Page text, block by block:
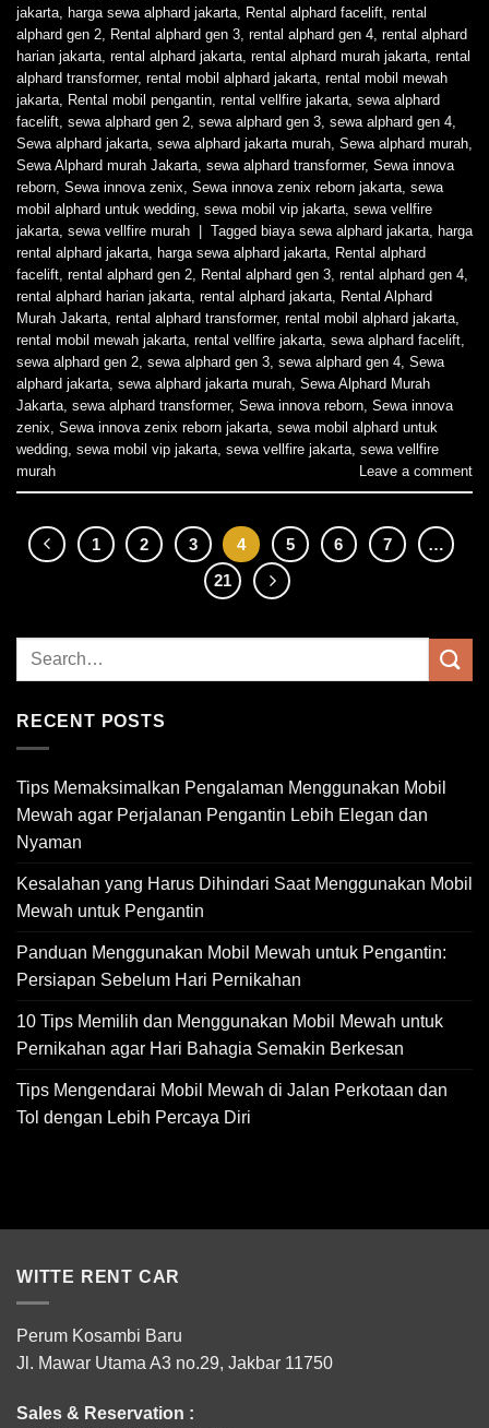
jakarta
harga sewa alphard jakarta Rental alphard facelift rental
alphard gen 2
Rental alphard gen 3 rental alphard gen 4 rental alphard
harian jakarta rental alphard jakarta rental alphard murah jakarta rental
alphard transformer, rental mobil alphard jakarta rental mobil mewah
jakarta
Rental mobil pengantin rental vellfire jakarta sewa alphard
facelift sewa alphard gen 2 sewa alphard gen 3 sewa alphard gen 4
Sewa alphard jakarta sewa alphard jakarta murah Sewa alphard murah
Sewa Alphard murah Jakarta sewa alphard transformer, Sewa innova
reborn Sewa innova zenix Sewa innova zenix reborn jakarta sewa
mobil alphard untuk wedding sewa mobil vip jakarta sewa vellfire
jakarta sewa vellfire murah Tagged biaya sewa alphard jakarta
harga
rental alphard jakarta
harga sewa alphard jakarta
Rental alphard
facelift rental alphard gen 2 Rental alphard gen 3 rental alphard gen 4
rental alphard harian jakarta rental alphard jakarta
Rental Alphard
Murah Jakarta rental alphard transformer, rental mobil alphard jakarta
rental mobil mewah jakarta rental vellfire jakarta sewa alphard facelift
sewa alphard gen 2 sewa alphard gen 3 sewa alphard gen 4 Sewa
alphard jakarta sewa alphard jakarta murah Sewa Alphard Murah
Jakarta sewa alphard transformer, Sewa innova reborn Sewa innova
zenix Sewa innova zenix reborn jakarta sewa mobil alphard untuk
wedding sewa mobil vip jakarta sewa vellfire jakarta sewa vellfire
murah
Leave a comment
1 2 3 4 5 6 7
…
21
RECENT POSTS
Tips Memaksimalkan Pengalaman Menggunakan Mobil
Mewah agar Perjalanan Pengantin Lebih Elegan dan
Nyaman
Kesalahan yang Harus Dihindari Saat Menggunakan Mobil
Mewah untuk Pengantin
Panduan Menggunakan Mobil Mewah untuk Pengantin:
Persiapan Sebelum Hari Pernikahan
10 Tips Memilih dan Menggunakan Mobil Mewah untuk
Pernikahan agar Hari Bahagia Semakin Berkesan
Tips Mengendarai Mobil Mewah di Jalan Perkotaan dan
Tol dengan Lebih Percaya Diri
WITTE RENT CAR
Perum Kosambi Baru
Jl. Mawar Utama A3 no.29, Jakbar 11750
Sales & Reservation :